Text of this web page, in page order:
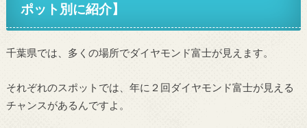
ポット別に紹介】
千葉県では、多くの場所でダイヤモンド富士が見えます。
それぞれのスポットでは、年に２回ダイヤモンド富士が見える
チャンスがあるんですよ。